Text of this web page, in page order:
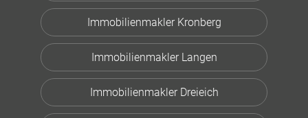
Immobilienmakler Kronberg
Immobilienmakler Langen
Immobilienmakler Dreieich